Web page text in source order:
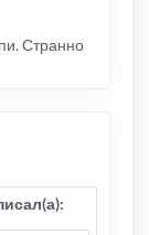
Странно